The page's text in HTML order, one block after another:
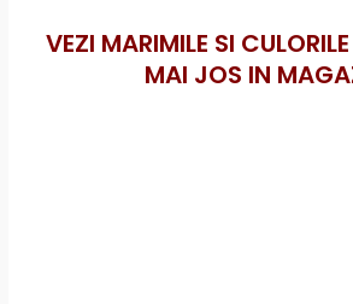
VEZI MARIMILE SI
MAI JOS IN